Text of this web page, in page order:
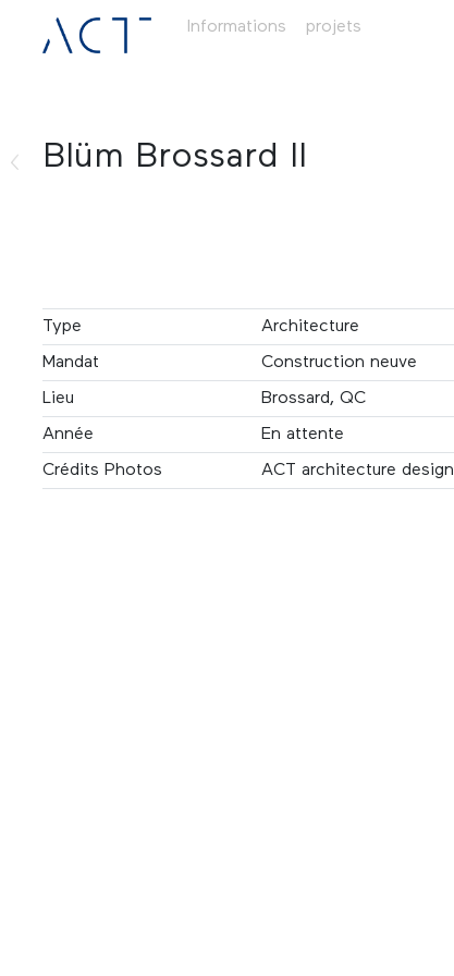
Informations projets
Blüm Brossard II
Type Architecture
Mandat Construction neuve
Lieu Brossard, QC
Année En attente
Crédits Photos ACT architecture design